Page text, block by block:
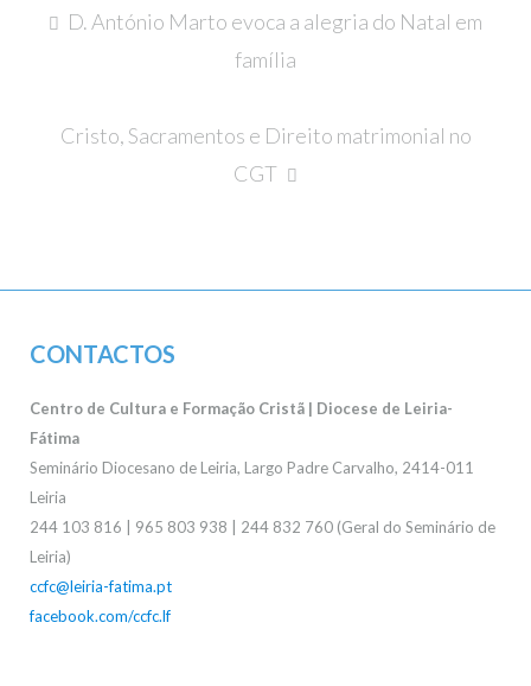
Navegação
D. António Marto evoca a alegria do Natal em
família
Cristo, Sacramentos e Direito matrimonial no
CGT
CONTACTOS
Centro de Cultura e Formação Cristã | Diocese de Leiria-
Fátima
Seminário Diocesano de Leiria, Largo Padre Carvalho, 2414-011
Leiria
244 103 816 | 965 803 938 | 244 832 760 (Geral do Seminário de
Leiria)
ccfc@leiria-fatima.pt
facebook.com/ccfc.lf